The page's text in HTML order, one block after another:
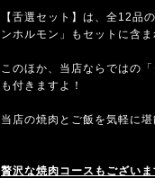
【舌選セット】は、全12品
ンホルモン」もセットに含ま
このほか、当店ならではの
も付きますよ！
当店の焼肉とご飯を気軽に
贅沢な焼肉コースもございま